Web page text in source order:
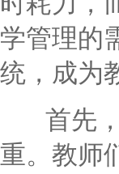
学管理的
统，成为
首先，
重。教师